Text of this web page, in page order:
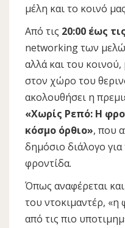
μέλη και το κοινό
Από τις 20:00 έως
networking των
αλλά και του
στον χώρο του
ακολουθήσει η
«Χωρίς Ρεπό: Η
κόσμο όρθιο», που
δημόσιο διάλογο
φροντίδα.
Όπως αναφέρεται
του ντοκιμαντέρ, «η
από τις πιο